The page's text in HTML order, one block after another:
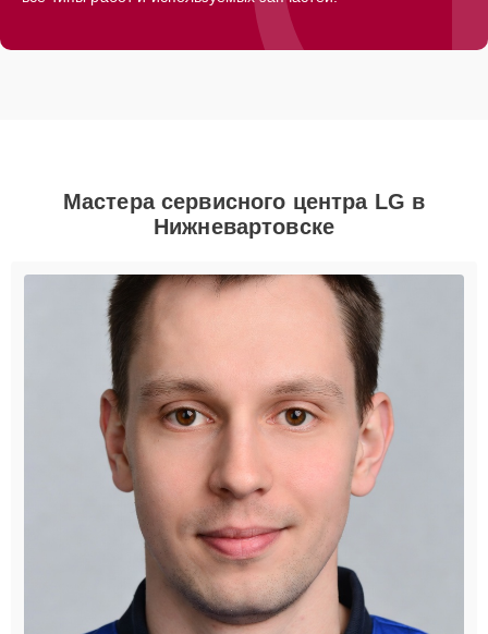
Мастера сервисного центра LG в
Нижневартовске